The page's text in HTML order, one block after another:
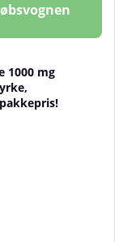
1000 mg